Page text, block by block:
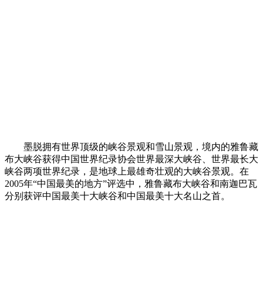
墨脱拥有世界顶级的峡谷景观和雪山景观，境内的雅鲁藏
布大峡谷获得中国世界纪录协会世界最深大峡谷、世界最长大
峡谷两项世界纪录，是地球上最雄奇壮观的大峡谷景观。在
2005年“中国最美的地方”评选中，雅鲁藏布大峡谷和南迦巴瓦
分别获评中国最美十大峡谷和中国最美十大名山之首。